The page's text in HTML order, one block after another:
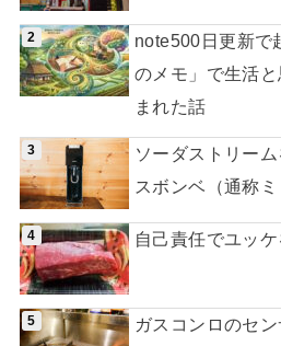
note500日更新で
のメモ」で生活
まれた話
ソーダストリー
スボンベ（通称
自己責任でユッケ
ガスコンロのセ